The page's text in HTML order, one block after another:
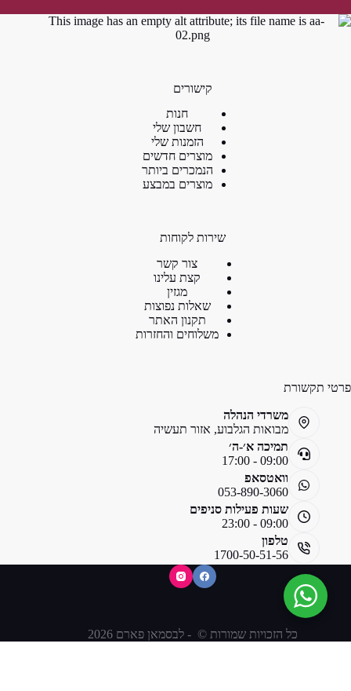
קישורים
חנות
חשבון שלי
הזמנות שלי
מוצרים חדשים
הנמכרים ביותר
מוצרים במבצע
שירות לקוחות
צור קשר
קצת עלינו
מגזין
שאלות נפוצות
תקנון האתר
משלוחים והחזרות
פרטי תקשורת
משרדי הנהלה
מבואות הגלבוע, אזור תעשיה
תמיכה א׳-ה׳
09:00 - 17:00
וואטסאפ
053-890-3060
שעות פעילות סניפים
09:00 - 23:00
טלפון
1700-50-51-56
כל הזכויות שמורות © - לבסמאן פארם 2026